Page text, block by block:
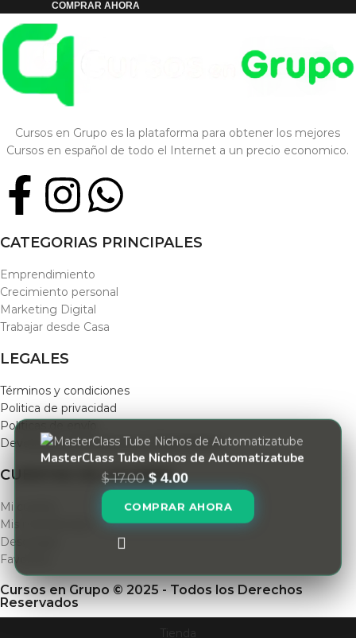
COMPRAR AHORA
Cursos en Grupo es la plataforma para obtener los mejores
Cursos en español de todo el Internet a un precio economico.
CATEGORIAS PRINCIPALES
Emprendimiento
Crecimiento personal
Marketing Digital
Trabajar desde Casa
LEGALES
Términos y condiciones
Politica de privacidad
Políticas de envío
Devolución de Productos y Reembolsos
CUENTAS DE USUARIO
Mi cuenta
Mis membresias
Descargas
Favoritos
Cursos en Grupo © 2025 - Todos los Derechos
Reservados
Tienda
MasterClass Tube Nichos de Automatizatube
$17.00 $4.00
COMPRAR AHORA